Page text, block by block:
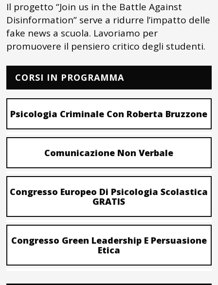
Il progetto “Join us in the Battle Against
Disinformation” serve a ridurre l’impatto delle
fake news a scuola. Lavoriamo per
promuovere il pensiero critico degli studenti.
CORSI IN PROGRAMMA
Psicologia Criminale Con Roberta Bruzzone
Comunicazione Non Verbale
Congresso Europeo Di Psicologia Scolastica
GRATIS
Congresso Green Leadership E Persuasione
Etica